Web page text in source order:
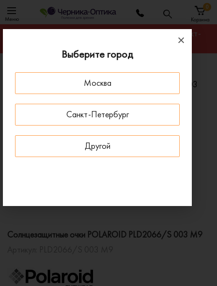
Выберите город
Москва
Санкт-Петербург
Другой
Меню Корзина
0
Гарантируем лучшую цену на любую оправу в Санкт-
Главная
Солнцезащитные очки
Солнцезащитные очки POLAROID PLD2066/S 003
Солнцезащитные очки POLAROID PLD2066/S 003 M9